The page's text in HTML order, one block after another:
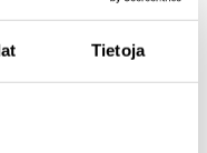
Tietoja